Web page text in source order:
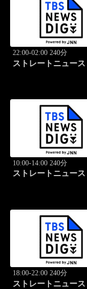
22:00-02:00 240分
ストレートニュース
10:00-14:00 240分
ストレートニュース
18:00-22:00 240分
ストレートニュース